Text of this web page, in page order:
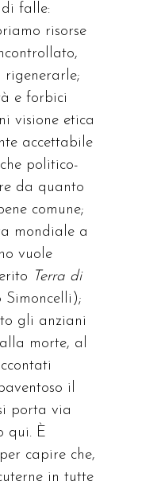
falle:
risorse
e forbici
visione etica
accettabile
politico-
da quanto
comune;
mondiale a
vuole
Terra di
gli anziani
morte, al
il
porta via
qui. È
capire che,
in tutte